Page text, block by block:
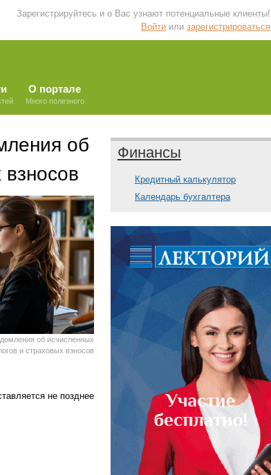
Зарегистрируйтесь и о Вас узнают потенциальные клиенты!
Войти или зарегистрироваться
О портале
Много полезного
об
об исчисленных
и страховых взносов
не позднее
Финансы
Кредитный калькулятор
Календарь бухгалтера